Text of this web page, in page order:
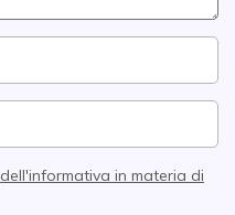
dell'informativa in materia di